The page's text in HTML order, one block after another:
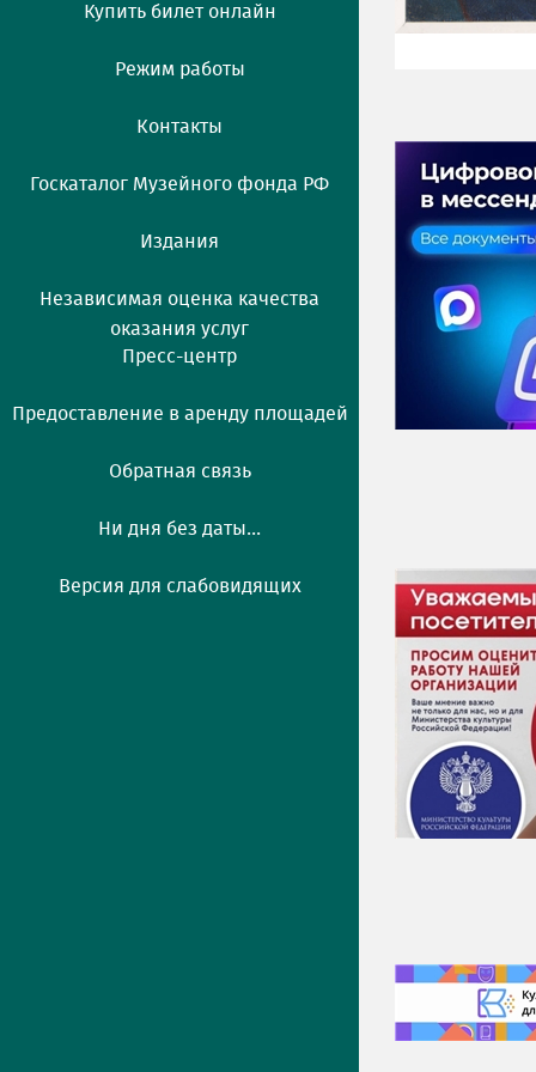
Купить билет онлайн
Режим работы
Контакты
Госкаталог Музейного фонда РФ
Издания
Независимая оценка качества
оказания услуг
Пресс-центр
Предоставление в аренду площадей
Обратная связь
Ни дня без даты...
Версия для слабовидящих